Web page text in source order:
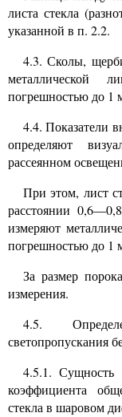
листа стекла
указанной в п. 2.2.
4.3. Сколы,
металлической
погрешностью до 1
4.4. Показатели
определяют
рассеянном
При этом, лист
расстоянии 0,6—0,8
измеряют
погрешностью до 1
За размер
измерения.
4.5.
светопропускания
4.5.1. Сущность
коэффициента
стекла в шаровом